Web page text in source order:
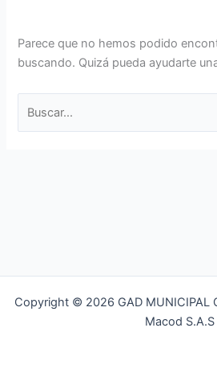
Parece que no hemos podido
buscando. Quizá pueda ayudarte
Copyright © 2026 GAD MUNICIPAL
Macod S.A.S